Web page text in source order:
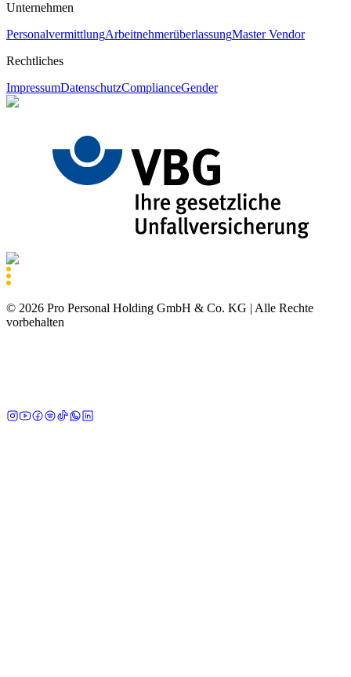
Unternehmen
PersonalvermittlungArbeitnehmerüberlassungMaster Vendor
Rechtliches
ImpressumDatenschutzComplianceGender
© 2026 Pro Personal Holding GmbH & Co. KG | Alle Rechte
vorbehalten